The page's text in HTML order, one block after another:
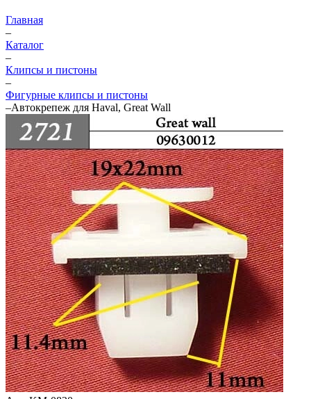
Главная
–
Каталог
–
Клипсы и пистоны
–
Фигурные клипсы и пистоны
–Автокрепеж для Haval, Great Wall